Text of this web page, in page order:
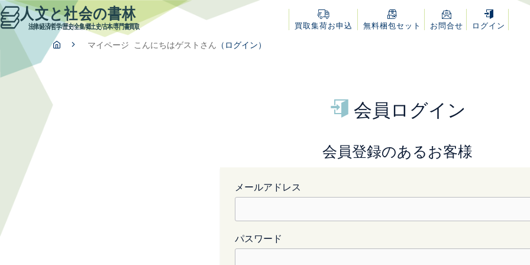
人文と社会の書林
法律/経済/哲学/歴史/全集/郷土史/古本/専門書買取 買取集荷お申込 無料梱包セット お問合せ ログイン
現
在
置
マイページ こんにちはゲストさん （ログイン）
会員ログイン
会員登録のあるお客様
メールアドレス
パスワード